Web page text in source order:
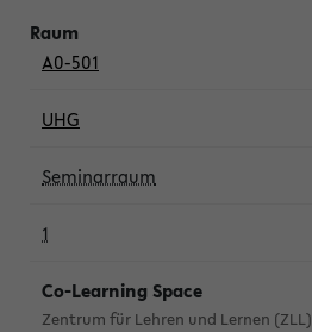
A0-501
UHG
Seminarraum
1
Co-Learning Space
Zentrum für Lehren und Lernen (ZLL)